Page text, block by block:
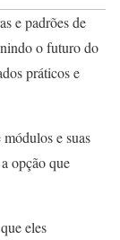
e padrões de
o futuro do
práticos e
e suas
opção que
eles